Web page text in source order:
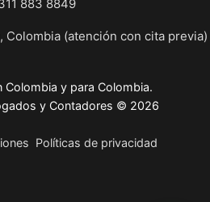
883 8849
Colombia (atención con cita previa)
y para Colombia.
y Contadores © 2026
Políticas de privacidad